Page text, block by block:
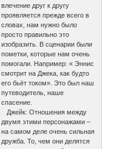
влечение друг к другу
проявляется прежде всего в
словах, нам нужно было
просто правильно это
изобразить. В сценарии были
пометки, которые нам очень
помогали. Например: « Эннис
смотрит на Джека, как будто
его бьёт током». Это был наш
путеводитель, наше
спасение.
Джейк: Отношения между
двумя этими персонажами –
на самом деле очень сильная
дружба. То, чем они делятся